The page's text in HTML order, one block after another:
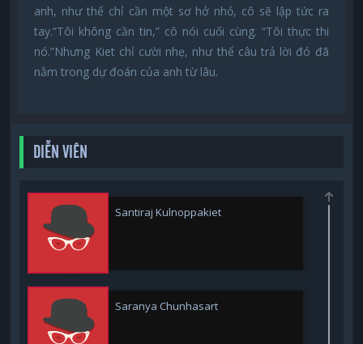
anh, như thể chỉ cần một sơ hở nhỏ, cô sẽ lập tức ra
tay.“Tôi không cần tin,” cô nói cuối cùng. “Tôi thực thi
nó.”Nhưng Kiet chỉ cười nhẹ, như thể câu trả lời đó đã
nằm trong dự đoán của anh từ lâu.
DIỄN VIÊN
Santiraj Kulnoppakiet
Saranya Chunhasart